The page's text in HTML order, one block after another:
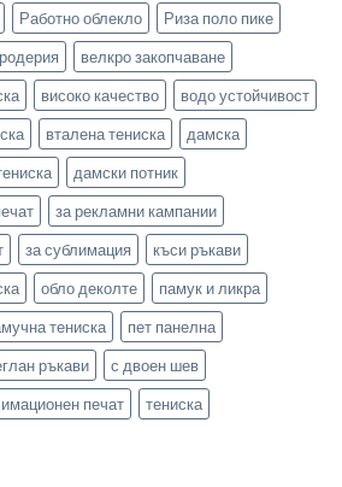
Работно облекло
Риза поло пике
велкро закопчаване
високо качество
водо устойчивост
вталена тениска
дамска
дамски потник
за рекламни кампании
за сублимация
къси ръкави
обло деколте
памук и ликра
тениска
пет панелна
ръкави
с двоен шев
печат
тениска